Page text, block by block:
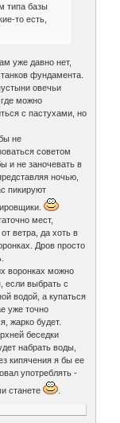
типа базы
то есть,
уже давно нет,
фундамента.
овечьи
можно
с пастухами, но
не
советом
и не заночевать в
ночью,
пикируют
мест,
ветра, да хоть в
Дров просто
воронках можно
если выбрать с
водой, а купаться
уже точно
жарко будет.
беседки
набрать воды,
кипячения я бы ее
употреблять -
станете